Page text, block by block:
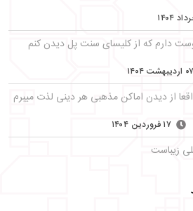
دارم که از کلیسای سنت پل دیدن کنم
۰۷ اردیبهشت ۱۴۰۴
از دیدن اماکن مذهبی هر دینی لذت میبرم
۱۷ فروردین ۱۴۰۴
زیباست